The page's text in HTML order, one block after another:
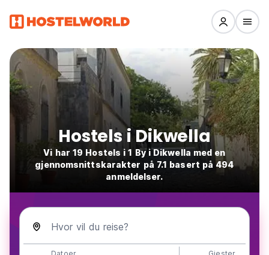
Hostels i Dikwella
Vi har 19 Hostels i 1 By i Dikwella med en
gjennomsnittskarakter på 7.1 basert på 494
anmeldelser.
Hvor vil du reise?